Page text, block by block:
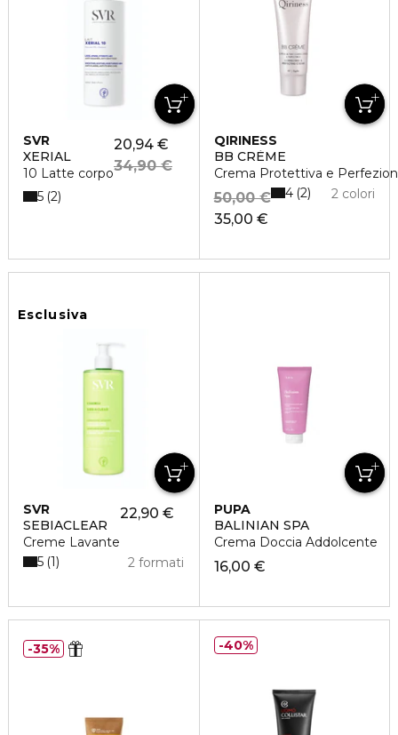
SVR
XERIAL
10 Latte corpo
20,94 €
34,90 €
5 2
QIRINESS
BB CRÈME
Crema Protettiva e
35,00 €
50,00 € 2 colori
4 2
Esclusiva
SVR
SEBIACLEAR
Creme Lavante
22,90 €
2 formati
5 1
PUPA
BALINIAN SPA
Crema Doccia Addolcente
16,00 €
35% 40%